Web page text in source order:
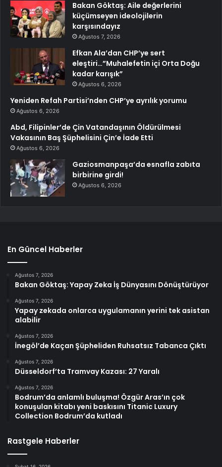
Bakan Göktaş: Aile değerlerini
küçümseyen ideolojilerin
karşısındayız
Ağustos 7, 2026
Efkan Ala’dan CHP’ye sert
eleştiri…”Muhalefetin içi Orta Doğu
kadar karışık”
Ağustos 6, 2026
Yeniden Refah Partisi’nden CHP’ye ayrılık yorumu
Ağustos 6, 2026
Abd, Filipinler’de Çin Vatandaşının Öldürülmesi
Vakasının Baş Şüphelisini Çin’e İade Etti
Ağustos 6, 2026
Gaziosmanpaşa’da esnafla zabıta
birbirine girdi!
Ağustos 6, 2026
En Güncel Haberler
Ağustos 7, 2026
Bakan Göktaş: Yapay Zeka İş Dünyasını Dönüştürüyor
Ağustos 7, 2026
Yapay zekada onlarca uygulamanın yerini tek asistan
alabilir
Ağustos 7, 2026
İnegöl’de Kaçan Şüpheliden Ruhsatsız Tabanca Çıktı
Ağustos 7, 2026
Düsseldorf’ta Tramvay Kazası: 27 Yaralı
Ağustos 7, 2026
Bodrum’da anlamlı buluşma! Özgür Aras’ın çok
konuşulan kitabı yeni baskısını Titanic Luxury
Collection Bodrum’da kutladı
Rastgele Haberler